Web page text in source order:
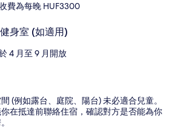
費為每晚 HUF3300
身室 (如適用)
4 月至 9 月開放
(例如露台、庭院、陽台) 未必適合兒童。
在抵達前聯絡住宿，確認對方是否能為你